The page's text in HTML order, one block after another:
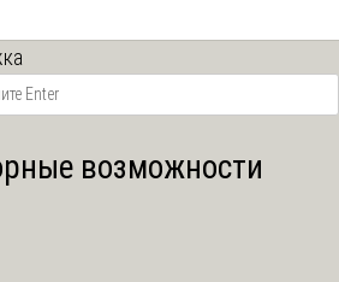
возможности